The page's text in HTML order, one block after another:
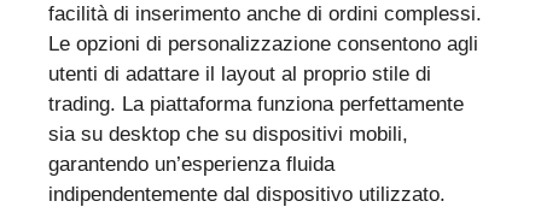
facilità di inserimento anche di ordini complessi.
Le opzioni di personalizzazione consentono agli
utenti di adattare il layout al proprio stile di
trading. La piattaforma funziona perfettamente
sia su desktop che su dispositivi mobili,
garantendo un’esperienza fluida
indipendentemente dal dispositivo utilizzato.